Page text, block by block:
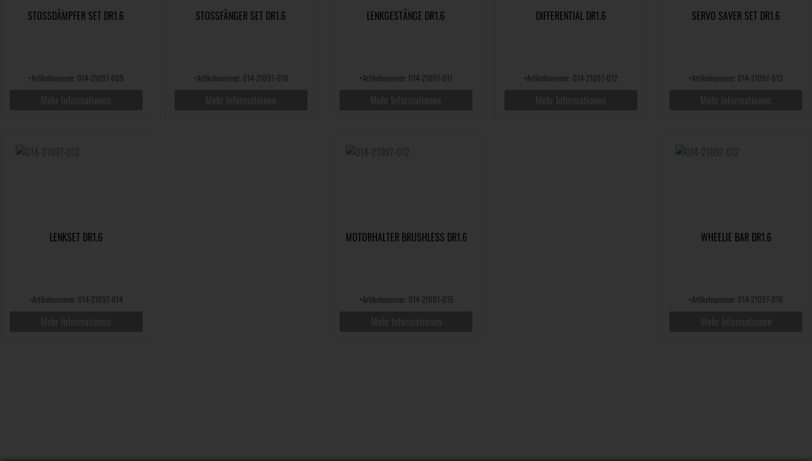
STOSSDÄMPFER SET DR1.6
•Artikelnummer: 014-21097-009
STOSSFÄNGER SET DR1.6
•Artikelnummer: 014-21097-010
LENKGESTÄNGE DR1.6
•Artikelnummer: 014-21097-011
DIFFERENTIAL DR1.6
•Artikelnummer: 014-21097-012
SERVO SAVER SET DR1.6
•Artikelnummer: 014-21097-013
LENKSET DR1.6
•Artikelnummer: 014-21097-014
MOTORHALTER BRUSHLESS DR1.6
•Artikelnummer: 014-21097-015
WHEELIE BAR DR1.6
•Artikelnummer: 014-21097-016